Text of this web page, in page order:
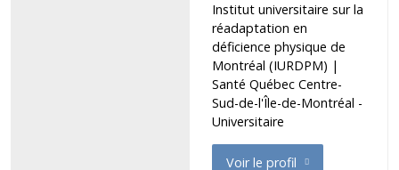
Institut universitaire sur la
réadaptation en
déficience physique de
Montréal (IURDPM) |
Santé Québec Centre-
Sud-de-l'Île-de-Montréal -
Universitaire
Voir le profil